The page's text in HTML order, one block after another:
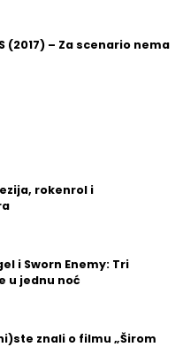
(2017) – Za scenario nema
rokenrol i
i Sworn Enemy: Tri
u jednu noć
znali o filmu „Širom